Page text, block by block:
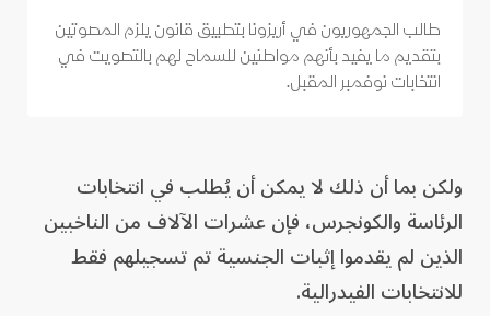
طالب الجمهوريون في أريزونا بتطبيق قانون يلزم المصوتين
بتقديم ما يفيد بأنهم مواطنين للسماح لهم بالتصويت في
انتخابات نوفمبر المقبل.
ولكن بما أن ذلك لا يمكن أن يُطلب في انتخابات
الرئاسة والكونجرس، فإن عشرات الآلاف من الناخبين
الذين لم يقدموا إثبات الجنسية تم تسجيلهم فقط
للانتخابات الفيدرالية.